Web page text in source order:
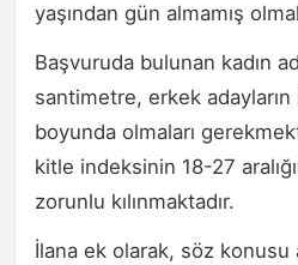
yaşından gün almamış
Başvuruda bulunan kadın
santimetre, erkek
boyunda olmaları
kitle indeksinin 18-27
zorunlu kılınmaktadır.
İlana ek olarak, söz konusu